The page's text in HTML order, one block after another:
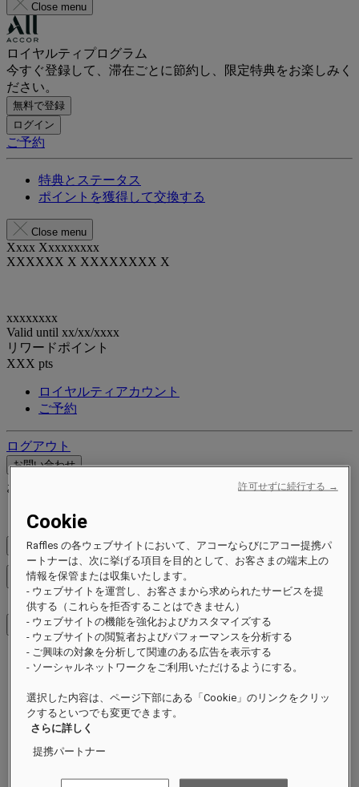
Close menu
ロイヤルティプログラム
今すぐ登録して、滞在ごとに節約し、限定特典をお楽しみく
ださい。
無料で登録
ログイン
ご予約
特典とステータス
ポイントを獲得して交換する
Close menu
Xxxx Xxxxxxxxx
XXXXXX X XXXXXXXX X
xxxxxxxx
Valid until xx/xx/xxxx
リワードポイント
XXX pts
ロイヤルティアカウント
ご予約
ログアウト
お問い合わせ
お問い合わせ
Find Your Local Number
料金を確認
メニューを閉じる
ご滞在先
レジデンス
エクスペリエンス
キャンペーン
イベント
Cookie
Raffles の各ウェブサイトにおいて、アコーならびにアコー提携パ
ートナーは、次に挙げる項目を目的として、お客さまの端末上の
情報を保管または収集いたします。
- ウェブサイトを運営し、お客さまから求められたサービスを提
供する（これらを拒否することはできません）
- ウェブサイトの機能を強化およびカスタマイズする
- ウェブサイトの閲覧者およびパフォーマンスを分析する
- ご興味の対象を分析して関連のある広告を表示する
- ソーシャルネットワークをご利用いただけるようにする。
選択した内容は、ページ下部にある「Cookie」のリンクをクリッ
クするといつでも変更できます。
さらに詳しく
提携パートナー
許可せずに続行する →